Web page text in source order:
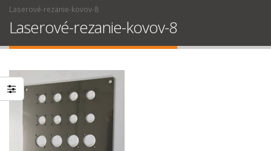
Laserové-rezanie-kovov-8
Laserové-rezanie-kovov-8